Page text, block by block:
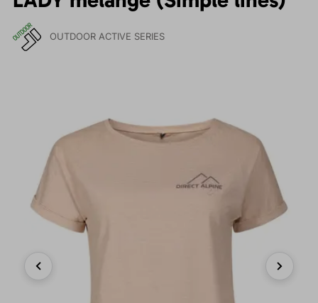
OUTDOOR ACTIVE SERIES